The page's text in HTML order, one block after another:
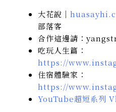
大花說｜
部落客
合作這邊請：
吃玩人生篇：
https://
住宿體驗家：
https://
YouTube超短系列